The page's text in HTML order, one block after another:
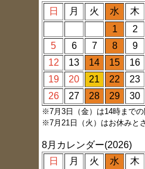
日
月 火 水 木
1
2
5
6 7 8 9
12
13 14 15 16
19
20 21 22 23
26
27 28 29 30
※7月3日（金）は14時まで
※7月21日（火）はお休みと
8月カレンダー(2026)
日
月 火 水 木